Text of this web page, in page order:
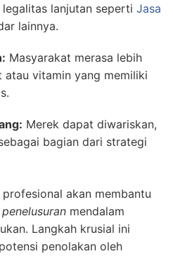
lanjutan seperti Jasa
lainnya.
Masyarakat merasa lebih
atau vitamin yang memiliki
Merek dapat diwariskan,
bagian dari strategi
akan membantu
mendalam
Langkah krusial ini
penolakan oleh